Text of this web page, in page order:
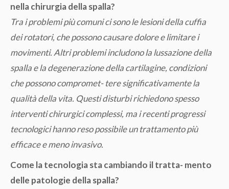
nella chirurgia della spalla?
Tra i problemi più comuni ci sono le lesioni della cuffia
dei rotatori, che possono causare dolore e limitare i
movimenti. Altri problemi includono la lussazione della
spalla e la degenerazione della cartilagine, condizioni
che possono compromet- tere significativamente la
qualità della vita. Questi disturbi richiedono spesso
interventi chirurgici complessi, ma i recenti progressi
tecnologici hanno reso possibile un trattamento più
efficace e meno invasivo.
Come la tecnologia sta cambiando il tratta- mento
delle patologie della spalla?